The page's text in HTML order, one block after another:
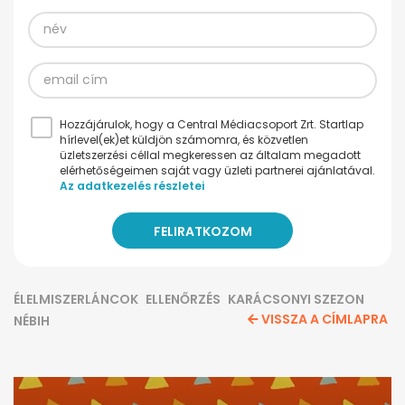
Hozzájárulok, hogy a Central Médiacsoport Zrt. Startlap
hírlevel(ek)et küldjön számomra, és közvetlen
üzletszerzési céllal megkeressen az általam megadott
elérhetőségeimen saját vagy üzleti partnerei ajánlatával.
Az adatkezelés részletei
ÉLELMISZERLÁNCOK ELLENŐRZÉS KARÁCSONYI SZEZON
NÉBIH
VISSZA A CÍMLAPRA